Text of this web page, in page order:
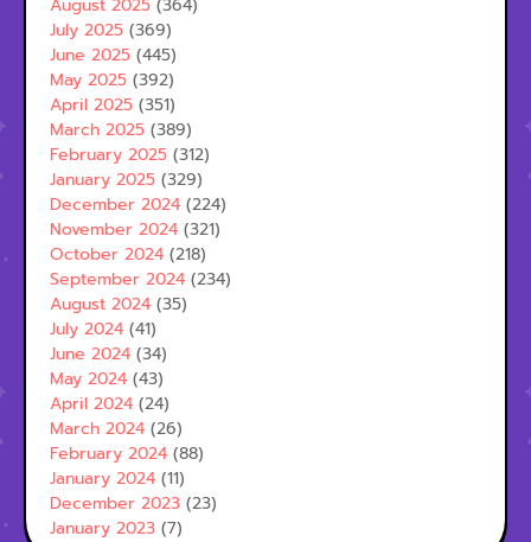
August 2025 (364)
July 2025 (369)
June 2025 (445)
May 2025 (392)
April 2025 (351)
March 2025 (389)
February 2025 (312)
January 2025 (329)
December 2024 (224)
November 2024 (321)
October 2024 (218)
September 2024 (234)
August 2024 (35)
July 2024 (41)
June 2024 (34)
May 2024 (43)
April 2024 (24)
March 2024 (26)
February 2024 (88)
January 2024 (11)
December 2023 (23)
January 2023 (7)